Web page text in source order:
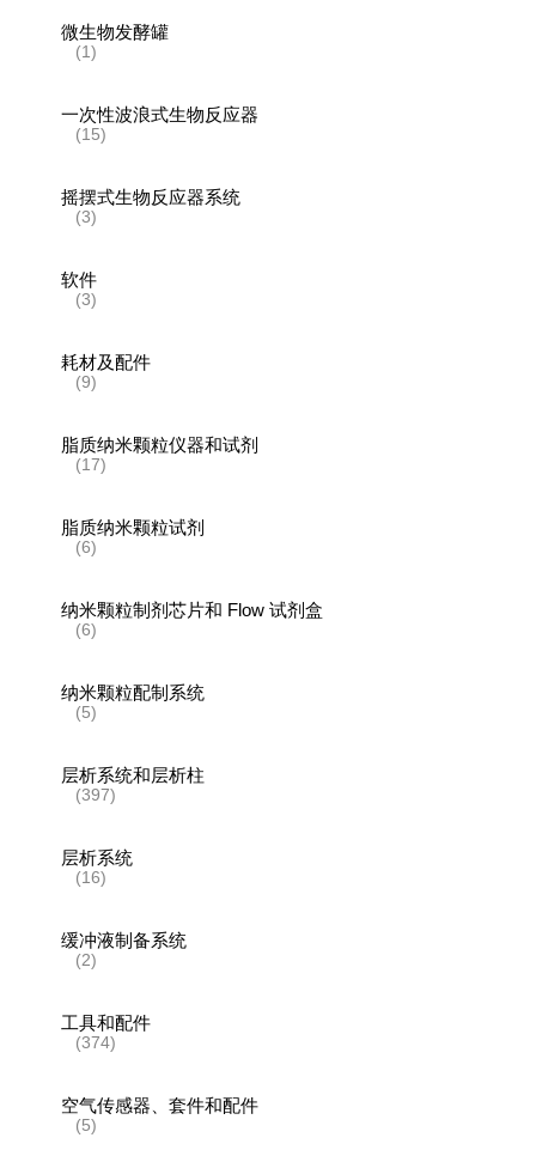
微生物发酵罐
(1)
一次性波浪式生物反应器
(15)
摇摆式生物反应器系统
(3)
软件
(3)
耗材及配件
(9)
脂质纳米颗粒仪器和试剂
(17)
脂质纳米颗粒试剂
(6)
纳米颗粒制剂芯片和 Flow 试剂盒
(6)
纳米颗粒配制系统
(5)
层析系统和层析柱
(397)
层析系统
(16)
缓冲液制备系统
(2)
工具和配件
(374)
空气传感器、套件和配件
(5)